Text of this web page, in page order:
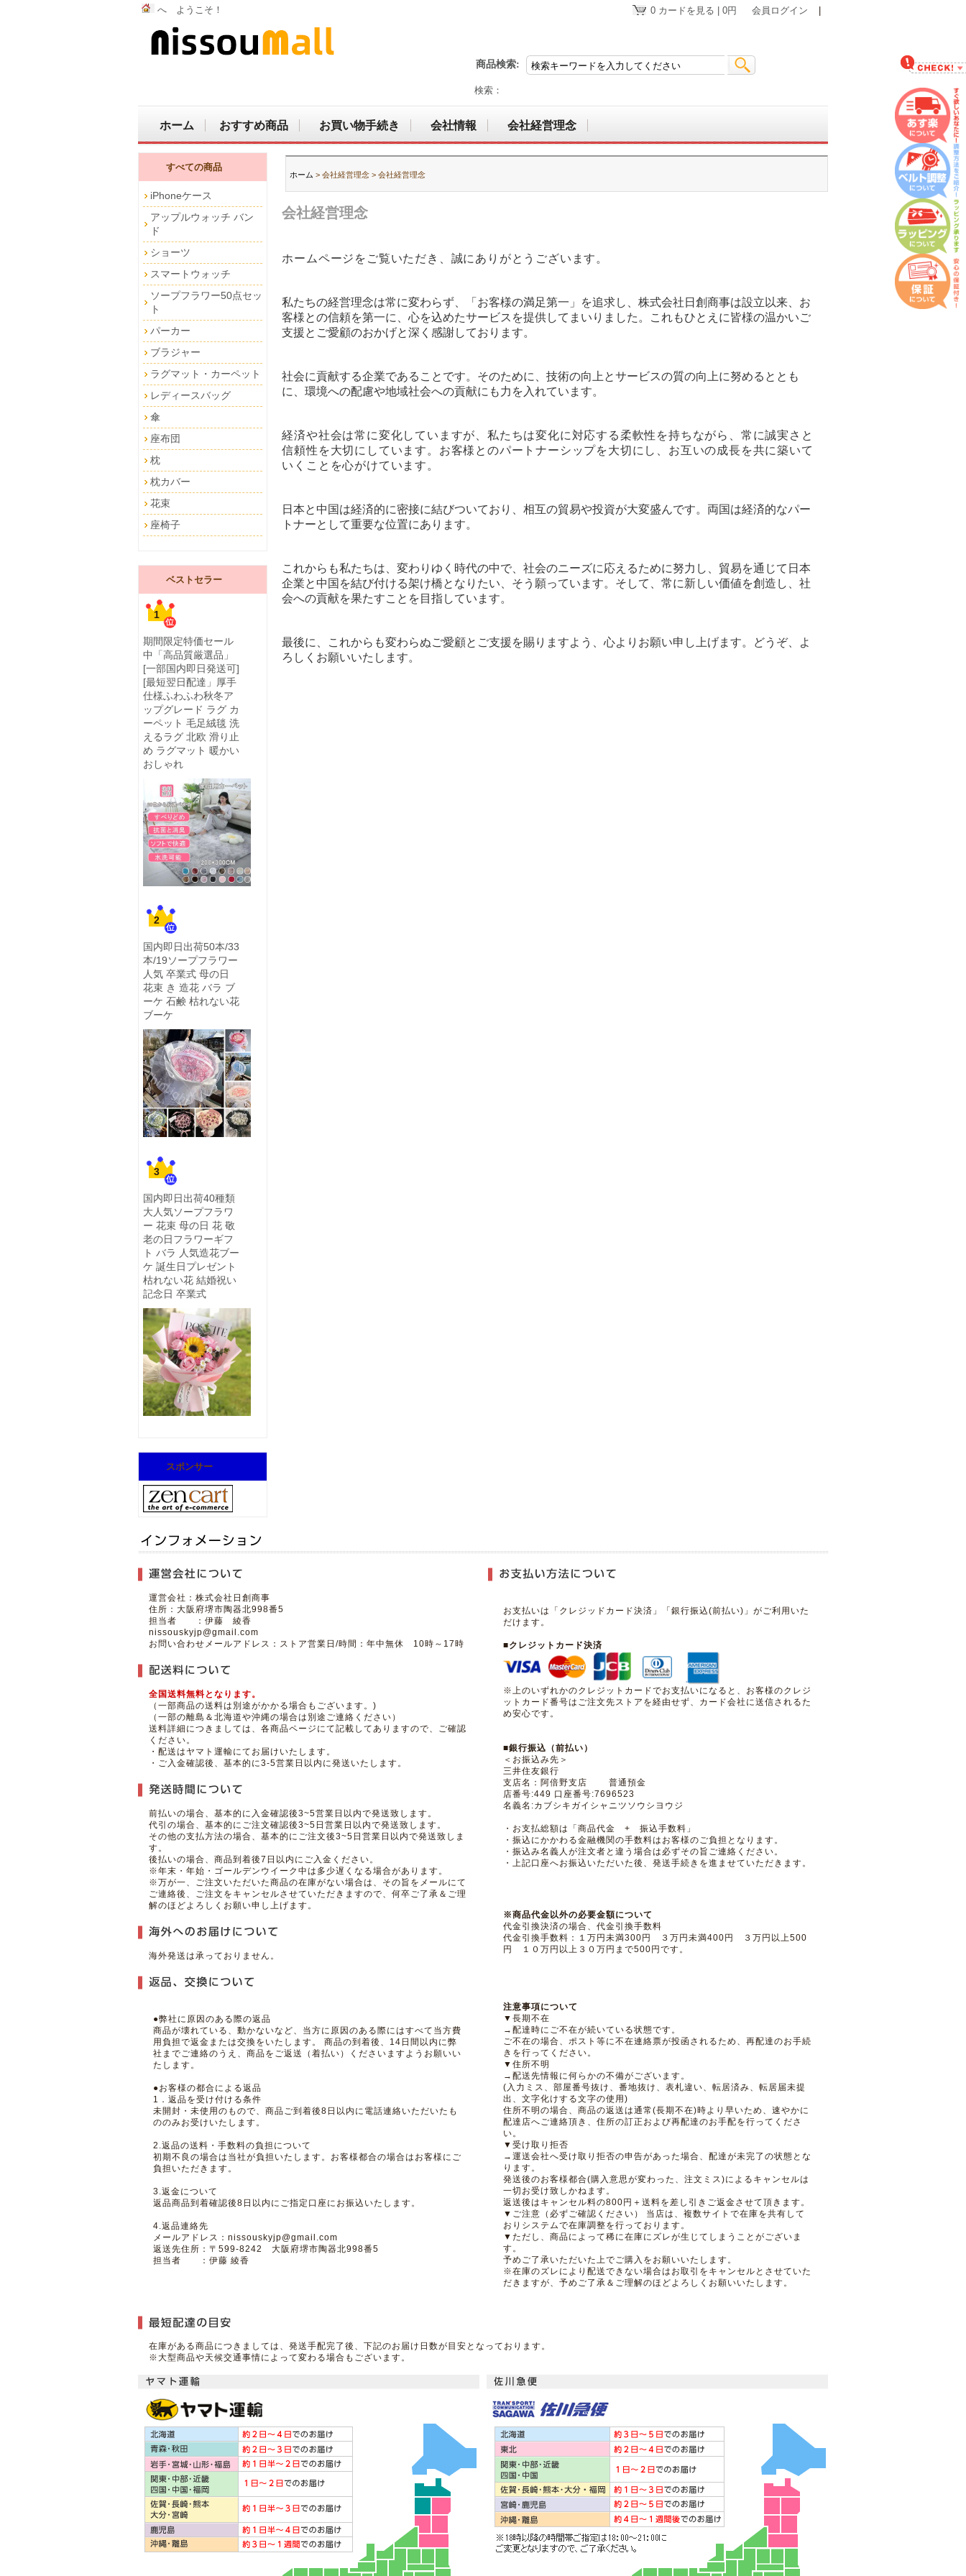
へ ようこそ！ 0 カードを見る | 0円 会員ログイン
商品検索:
検索：
ホーム おすすめ商品 お買い物手続き 会社情報 会社経営理念
すべての商品
iPhoneケース
アップルウォッチ バン
ド
ショーツ
スマートウォッチ
ソープフラワー50点セッ
ト
パーカー
ブラジャー
ラグマット・カーペット
レディースバッグ
傘
座布団
枕
枕カバー
花束
座椅子
ベストセラー
1
期間限定特価セール
中「高品質厳選品」
[一部国内即日発送可]
[最短翌日配達」厚手
仕様ふわふわ秋冬ア
ップグレード ラグ カ
ーペット 毛足絨毯 洗
えるラグ 北欧 滑り止
め ラグマット 暖かい
おしゃれ
2
国内即日出荷50本/33
本/19ソープフラワー
人気 卒業式 母の日
花束 き 造花 バラ ブ
ーケ 石鹸 枯れない花
ブーケ
3
国内即日出荷40種類
大人気ソープフラワ
ー 花束 母の日 花 敬
老の日フラワーギフ
ト バラ 人気造花ブー
ケ 誕生日プレゼント
枯れない花 結婚祝い
記念日 卒業式
スポンサー
ホーム > 会社経営理念 > 会社経営理念
会社経営理念
ホームページをご覧いただき、誠にありがとうございます。
私たちの経営理念は常に変わらず、「お客様の満足第一」を追求し、株式会社日創商事は設立以来、お
客様との信頼を第一に、心を込めたサービスを提供してまいりました。これもひとえに皆様の温かいご
支援とご愛顧のおかげと深く感謝しております。
社会に貢献する企業であることです。そのために、技術の向上とサービスの質の向上に努めるととも
に、環境への配慮や地域社会への貢献にも力を入れています。
経済や社会は常に変化していますが、私たちは変化に対応する柔軟性を持ちながら、常に誠実さと
信頼性を大切にしています。お客様とのパートナーシップを大切にし、お互いの成長を共に築いて
いくことを心がけています。
日本と中国は経済的に密接に結びついており、相互の貿易や投資が大変盛んです。両国は経済的なパー
トナーとして重要な位置にあります。
これからも私たちは、変わりゆく時代の中で、社会のニーズに応えるために努力し、貿易を通じて日本
企業と中国を結び付ける架け橋となりたい、そう願っています。そして、常に新しい価値を創造し、社
会への貢献を果たすことを目指しています。
最後に、これからも変わらぬご愛顧とご支援を賜りますよう、心よりお願い申し上げます。どうぞ、よ
ろしくお願いいたします。
運営会社：株式会社日創商事
住所：大阪府堺市陶器北998番5
担当者 ：伊藤 綾香
nissouskyjp@gmail.com
お問い合わせメールアドレス：ストア営業日/時間：年中無休 10時～17時
全国送料無料となります。
（一部商品の送料は別途がかかる場合もございます。)
（一部の離島＆北海道や沖縄の場合は別途ご連絡ください）
送料詳細につきましては、各商品ページにて記載してありますので、ご確認
ください。
・配送はヤマト運輸にてお届けいたします。
・ご入金確認後、基本的に3-5営業日以内に発送いたします。
前払いの場合、基本的に入金確認後3~5営業日以内で発送致します。
代引の場合、基本的にご注文確認後3~5日営業日以内で発送致します。
その他の支払方法の場合、基本的にご注文後3~5日営業日以内で発送致しま
す。
後払いの場合、商品到着後7日以内にご入金ください。
※年末・年始・ゴールデンウイーク中は多少遅くなる場合があります。
※万が一、ご注文いただいた商品の在庫がない場合は、その旨をメールにて
ご連絡後、ご注文をキャンセルさせていただきますので、何卒ご了承＆ご理
解のほどよろしくお願い申し上げます。
海外発送は承っておりません。
●弊社に原因のある際の返品
商品が壊れている、動かないなど、当方に原因のある際にはすべて当方費
用負担で返金または交換をいたします。 商品の到着後、14日間以内に弊
社までご連絡のうえ、商品をご返送（着払い）くださいますようお願いい
たします。
●お客様の都合による返品
1．返品を受け付ける条件
未開封・未使用のもので、商品ご到着後8日以内に電話連絡いただいたも
ののみお受けいたします。
2.返品の送料・手数料の負担について
初期不良の場合は当社が負担いたします。お客様都合の場合はお客様にご
負担いただきます。
3.返金について
返品商品到着確認後8日以内にご指定口座にお振込いたします。
4.返品連絡先
メールアドレス：nissouskyjp@gmail.com
返送先住所：〒599-8242 大阪府堺市陶器北998番5
担当者 ：伊藤 綾香
お支払いは「クレジッドカード決済」「銀行振込(前払い)」がご利用いた
だけます。
■クレジットカード決済
※上のいずれかのクレジットカードでお支払いになると、お客様のクレジ
ットカード番号はご注文先ストアを経由せず、カード会社に送信されるた
め安心です。
■銀行振込（前払い）
＜お振込み先＞
三井住友銀行
支店名：阿倍野支店 普通預金
店番号:449 口座番号:7696523
名義名:カブシキガイシャニツソウシヨウジ
・お支払総額は「商品代金 + 振込手数料」
・振込にかかわる金融機関の手数料はお客様のご負担となります。
・振込み名義人が注文者と違う場合は必ずその旨ご連絡ください。
・上記口座へお振込いただいた後、発送手続きを進ませていただきます。
※商品代金以外の必要金額について
代金引換決済の場合、代金引換手数料
代金引換手数料：１万円未満300円 ３万円未満400円 ３万円以上500
円 １０万円以上３０万円まで500円です。
注意事項について
▼長期不在
→配達時にご不在が続いている状態です。
ご不在の場合、ポスト等に不在連絡票が投函されるため、再配達のお手続
きを行ってください。
▼住所不明
→配送先情報に何らかの不備がございます。
(入力ミス、部屋番号抜け、番地抜け、表札違い、転居済み、転居届未提
出、文字化けする文字の使用)
住所不明の場合、商品の返送は通常(長期不在)時より早いため、速やかに
配達店へご連絡頂き、住所の訂正および再配達のお手配を行ってくださ
い。
▼受け取り拒否
→運送会社へ受け取り拒否の申告があった場合、配達が未完了の状態とな
ります。
発送後のお客様都合(購入意思が変わった、注文ミス)によるキャンセルは
一切お受け致しかねます。
返送後はキャンセル料の800円＋送料を差し引きご返金させて頂きます。
▼ご注意（必ずご確認ください） 当店は、複数サイトで在庫を共有して
おりシステムで在庫調整を行っております。
▼ただし、商品によって稀に在庫にズレが生じてしまうことがございま
す。
予めご了承いただいた上でご購入をお願いいたします。
※在庫のズレにより配送できない場合はお取引をキャンセルとさせていた
だきますが、予めご了承＆ご理解のほどよろしくお願いいたします。
在庫がある商品につきましては、発送手配完了後、下記のお届け日数が目安となっております。
※大型商品や天候交通事情によって変わる場合もございます。